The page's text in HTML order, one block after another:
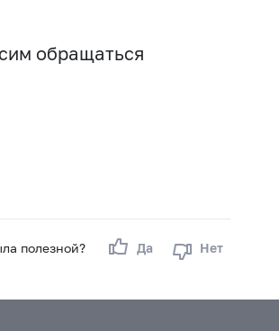
обращаться
полезной? Да Нет